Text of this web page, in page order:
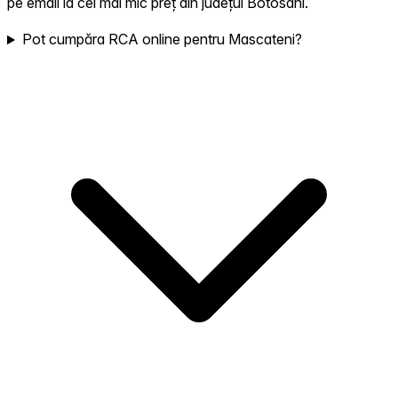
Pot cumpăra RCA online pentru Mascateni?